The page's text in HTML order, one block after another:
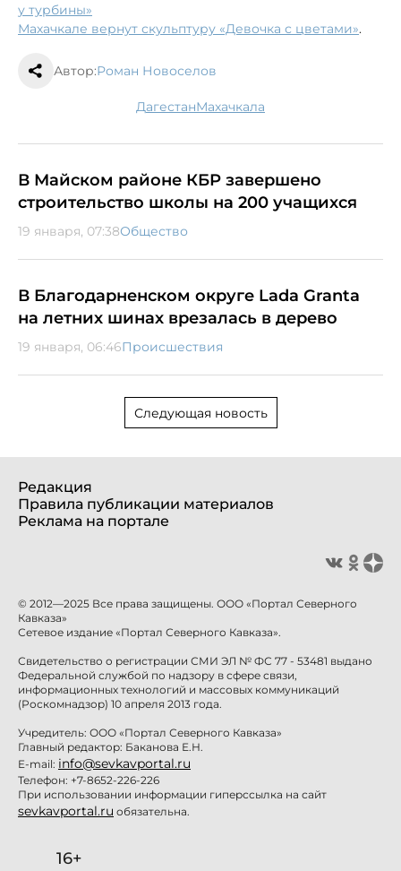
у турбины»
Махачкале вернут скульптуру «Девочка с цветами».
Автор:Роман Новоселов
Дагестан Махачкала
В Майском районе КБР завершено
строительство школы на 200 учащихся
19 января, 07:38Общество
В Благодарненском округе Lada Granta
на летних шинах врезалась в дерево
19 января, 06:46Происшествия
Следующая новость
Редакция
Правила публикации материалов
Реклама на портале
© 2012—2025 Все права защищены. ООО «Портал Северного
Кавказа»
Сетевое издание «Портал Северного Кавказа».
Свидетельство о регистрации СМИ ЭЛ № ФС 77 - 53481 выдано
Федеральной службой по надзору в сфере связи,
информационных технологий и массовых коммуникаций
(Роскомнадзор) 10 апреля 2013 года.
Учредитель: ООО «Портал Северного Кавказа»
Главный редактор: Баканова Е.Н.
E-mail: info@sevkavportal.ru
Телефон: +7-8652-226-226
При использовании информации гиперссылка на сайт
sevkavportal.ru обязательна.
16+